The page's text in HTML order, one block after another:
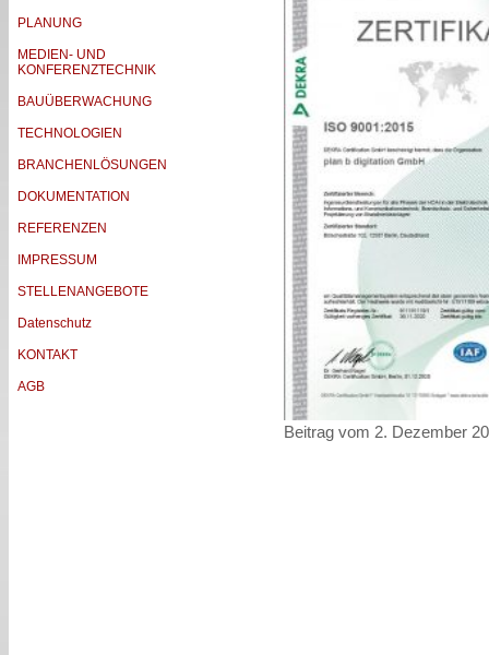
PLANUNG
MEDIEN- UND
KONFERENZTECHNIK
BAUÜBERWACHUNG
TECHNOLOGIEN
BRANCHENLÖSUNGEN
DOKUMENTATION
REFERENZEN
IMPRESSUM
STELLENANGEBOTE
Datenschutz
KONTAKT
AGB
Beitrag vom 2. Dezember